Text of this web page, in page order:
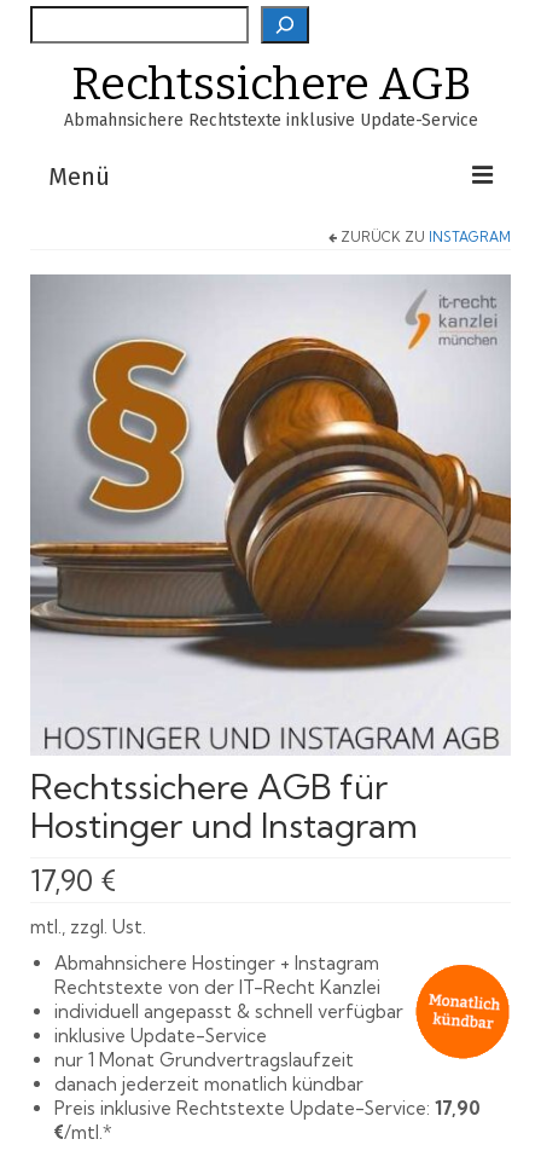
Suche
Rechtssichere AGB
Abmahnsichere Rechtstexte inklusive Update-Service
Menü
EasyScan
Über Uns
Warenkorb
ZURÜCK ZU INSTAGRAM
Rechtssichere AGB für
Hostinger und Instagram
17,90 €
mtl., zzgl. Ust.
Abmahnsichere Hostinger + Instagram
Rechtstexte von der IT-Recht Kanzlei
individuell angepasst & schnell verfügbar
inklusive Update-Service
nur 1 Monat Grundvertragslaufzeit
danach jederzeit monatlich kündbar
Preis inklusive Rechtstexte Update-Service: 17,90
€/mtl.*